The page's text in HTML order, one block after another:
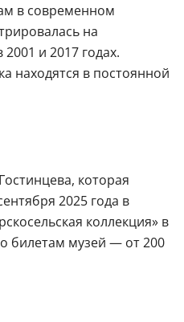
в современном
на
и 2017 годах.
находятся в постоянной
которая
2025 года в
коллекция» в
билетам музей — от 200